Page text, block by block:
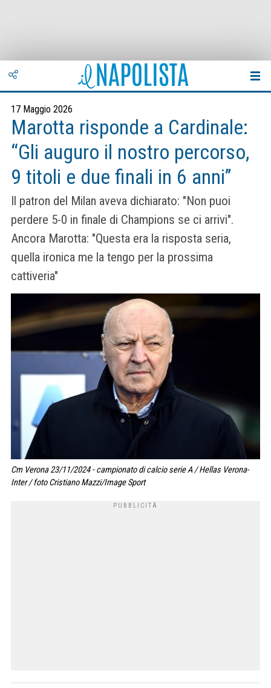
17 Maggio 2026
Marotta risponde a Cardinale:
“Gli auguro il nostro percorso,
9 titoli e due finali in 6 anni”
Il patron del Milan aveva dichiarato: "Non puoi
perdere 5-0 in finale di Champions se ci arrivi".
Ancora Marotta: "Questa era la risposta seria,
quella ironica me la tengo per la prossima
cattiveria"
Cm Verona 23/11/2024 - campionato di calcio serie A / Hellas Verona-
Inter / foto Cristiano Mazzi/Image Sport